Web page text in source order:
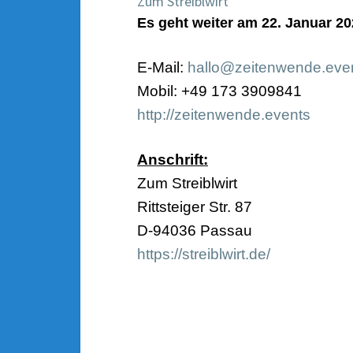
Es geht weiter am 22. Januar
E-Mail:
Mobil: +49 173 3909841
http://zeitenwende.events
Anschrift:
Zum Streiblwirt
Rittsteiger Str. 87
D-94036 Passau
https://streiblwirt.de/